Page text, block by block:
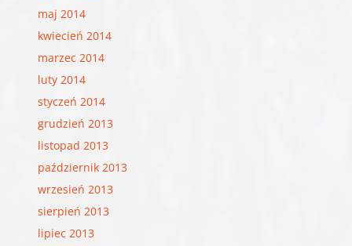
maj 2014
kwiecień 2014
marzec 2014
luty 2014
styczeń 2014
grudzień 2013
listopad 2013
październik 2013
wrzesień 2013
sierpień 2013
lipiec 2013